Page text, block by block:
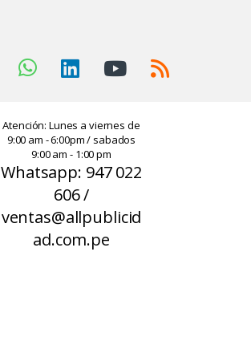
Atención: Lunes a viernes de
9:00 am - 6:00pm / sabados
9:00 am - 1:00 pm
Whatsapp: 947 022
606 /
ventas@allpublicid
ad.com.pe